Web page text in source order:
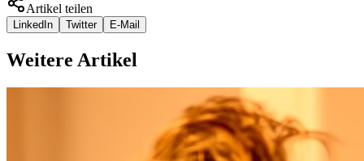
Artikel teilen
LinkedIn Twitter E-Mail
Weitere Artikel